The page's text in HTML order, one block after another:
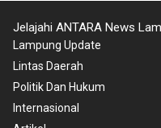
Jelajahi ANTARA News
Lampung Update
Lintas Daerah
Politik Dan Hukum
Internasional